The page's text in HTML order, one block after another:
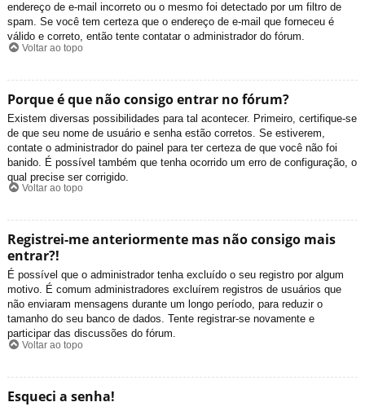
endereço de e-mail incorreto ou o mesmo foi detectado por um filtro de
spam. Se você tem certeza que o endereço de e-mail que forneceu é
válido e correto, então tente contatar o administrador do fórum.
Voltar ao topo
Porque é que não consigo entrar no fórum?
Existem diversas possibilidades para tal acontecer. Primeiro, certifique-se
de que seu nome de usuário e senha estão corretos. Se estiverem,
contate o administrador do painel para ter certeza de que você não foi
banido. É possível também que tenha ocorrido um erro de configuração, o
qual precise ser corrigido.
Voltar ao topo
Registrei-me anteriormente mas não consigo mais
entrar?!
É possível que o administrador tenha excluído o seu registro por algum
motivo. É comum administradores excluírem registros de usuários que
não enviaram mensagens durante um longo período, para reduzir o
tamanho do seu banco de dados. Tente registrar-se novamente e
participar das discussões do fórum.
Voltar ao topo
Esqueci a senha!